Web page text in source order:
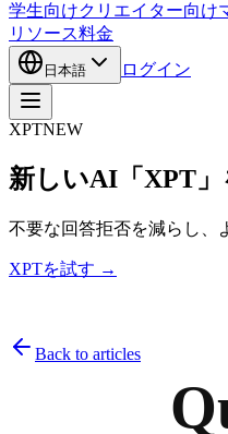
学生向けクリエイター向け
リソース料金
日本語 ログイン
XPTNEW
新しいAI「XPT
不要な回答拒否を減らし、
XPTを試す →
Back to articles